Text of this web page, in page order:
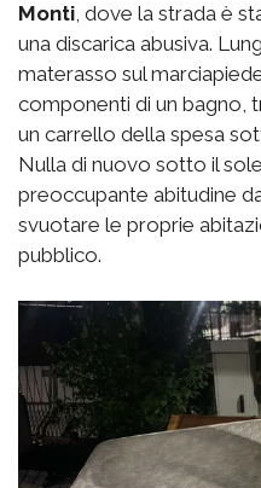
Monti, dove la strada è
una discarica abusiva.
materasso sul
componenti di un bagno,
un carrello della spesa
Nulla di nuovo sotto il
preoccupante abitudine
svuotare le proprie
pubblico.